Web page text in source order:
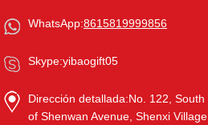
WhatsApp:8615819999856
Skype:yibaogift05
Dirección detallada:No. 122, South
of Shenwan Avenue, Shenxi Village,